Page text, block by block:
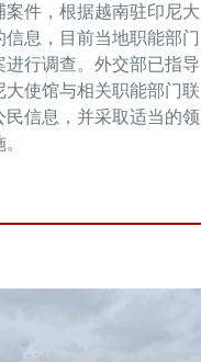
案件，根据越南驻印尼大
信息，目前当地职能部门
进行调查。外交部已指导
大使馆与相关职能部门联
民信息，并采取适当的领